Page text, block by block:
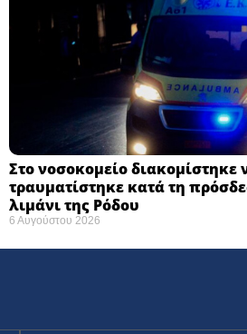
Στο νοσοκομείο διακομίστηκε
τραυματίστηκε κατά τη
λιμάνι της Ρόδου
6 Αυγούστου 2026